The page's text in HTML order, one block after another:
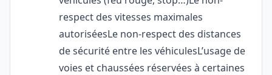
respect des vitesses maximales
autoriséesLe non-respect des distances
de sécurité entre les véhiculesL’usage de
voies et chaussées réservées à certaines